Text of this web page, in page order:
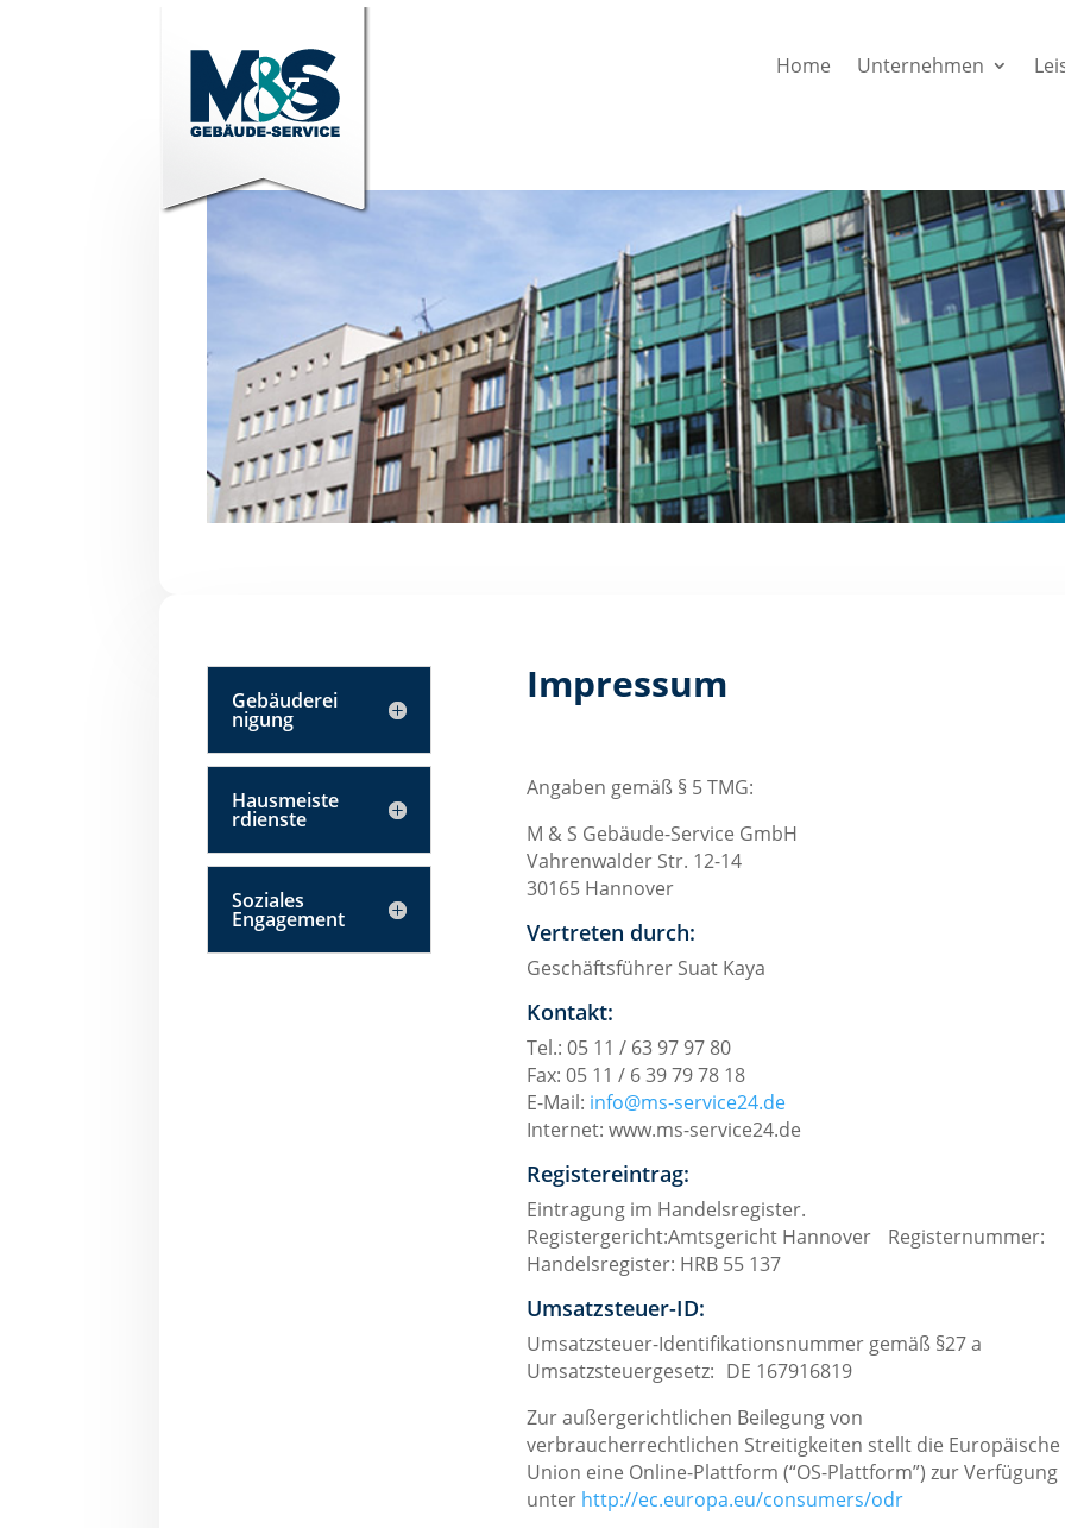
Home Unternehmen
Gebäuderei
nigung
Hausmeiste
rdienste
Soziales
Engagement
Impressum
Angaben gemäß § 5 TMG:
M & S Gebäude-Service GmbH
Vahrenwalder Str. 12-14
30165 Hannover
Vertreten durch:
Geschäftsführer Suat Kaya
Kontakt:
Tel.: 05 11 / 63 97 97 80
Fax: 05 11 / 6 39 79 78 18
E-Mail: info@ms-service24.de
Internet: www.ms-service24.de
Registereintrag:
Eintragung im Handelsregister.
Registergericht:Amtsgericht Hannover Registernummer:
Handelsregister: HRB 55 137
Umsatzsteuer-ID:
Umsatzsteuer-Identifikationsnummer gemäß §27 a
Umsatzsteuergesetz: DE 167916819
Zur außergerichtlichen Beilegung von
verbraucherrechtlichen Streitigkeiten stellt die Europäische
Union eine Online-Plattform (“OS-Plattform”) zur Verfügung
unter http://ec.europa.eu/consumers/odr